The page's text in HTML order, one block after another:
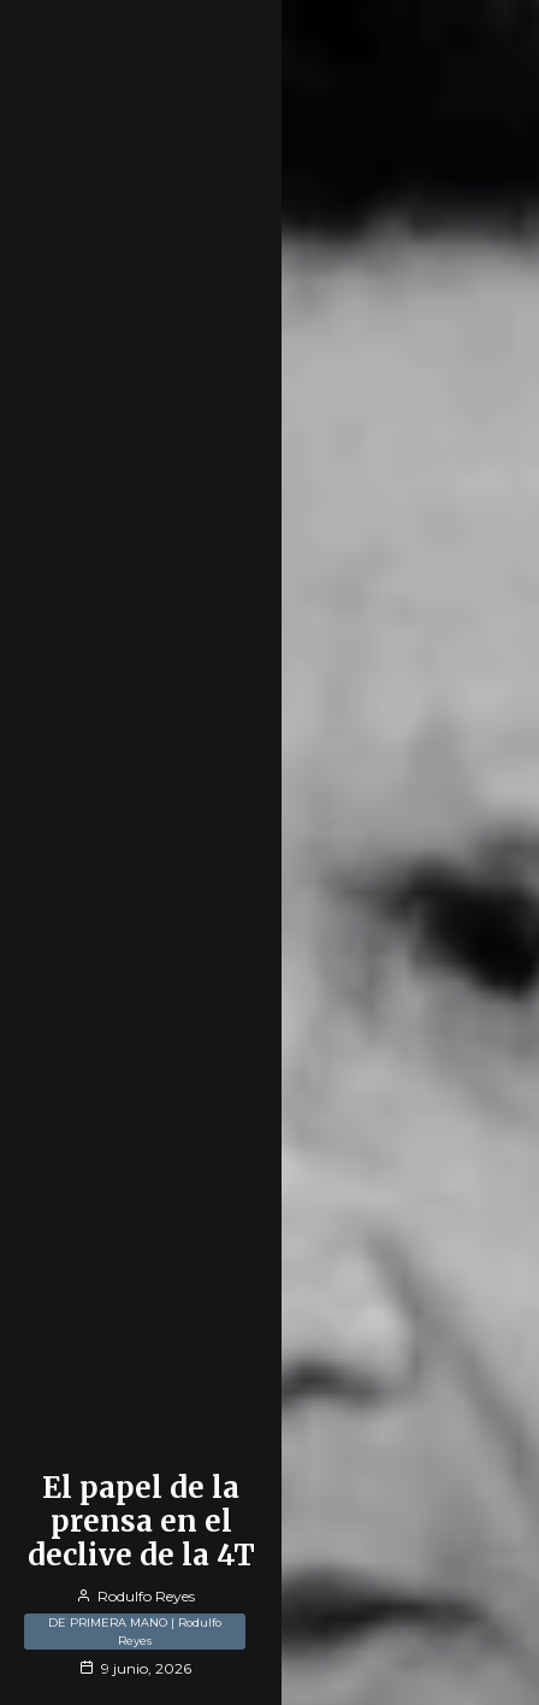
El papel de la
prensa en el
declive de la 4T
Rodulfo Reyes
DE PRIMERA MANO | Rodulfo
Reyes
9 junio, 2026